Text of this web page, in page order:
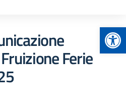
Ferie